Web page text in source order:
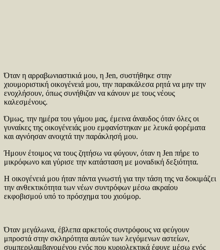
Όταν η αρραβωνιαστικιά μου, η Jen, συστήθηκε στην
χιουμοριστική οικογένειά μου, την παρακάλεσα ρητά να μην την
ενοχλήσουν, όπως συνήθιζαν να κάνουν με τους νέους
καλεσμένους.
Όμως, την ημέρα του γάμου μας, έμεινα άναυδος όταν όλες οι
γυναίκες της οικογένειάς μου εμφανίστηκαν με λευκά φορέματα
και αγνόησαν ανοιχτά την παράκλησή μου.
Ήμουν έτοιμος να τους ζητήσω να φύγουν, όταν η Jen πήρε το
μικρόφωνο και γύρισε την κατάσταση με μοναδική δεξιότητα.
Η οικογένειά μου ήταν πάντα γνωστή για την τάση της να δοκιμάζει
την ανθεκτικότητα των νέων συντρόφων μέσω ακραίου
εκφοβισμού υπό το πρόσχημα του χιούμορ.
Όταν μεγάλωνα, έβλεπα αρκετούς συντρόφους να φεύγουν
μπροστά στην σκληρότητα αυτών των λεγόμενων αστείων,
συμπεριλαμβανομένου ενός που κυριολεκτικά έφυγε μέσω ενός